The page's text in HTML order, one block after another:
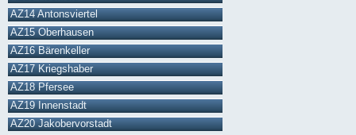
AZ14 Antonsviertel
AZ15 Oberhausen
AZ16 Bärenkeller
AZ17 Kriegshaber
AZ18 Pfersee
AZ19 Innenstadt
AZ20 Jakobervorstadt